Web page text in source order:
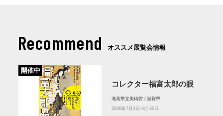
Recommend オススメ展覧会情報
開催中
コレクター福富太郎の眼
滋賀県立美術館 | 滋賀県
2026年7月3日~8月30日